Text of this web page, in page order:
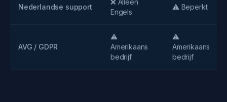
Nederlandse support
❌ Alleen
Engels
⚠️ Beperkt
AVG / GDPR
⚠️
Amerikaans
bedrijf
⚠️
Amerikaans
bedrijf